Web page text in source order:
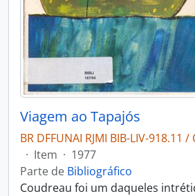
Viagem ao Tapajós
BR DFFUNAI RJMI BIB-LIV-918.11
· Item · 1977
Parte de Bibliográfico
Coudreau foi um daqueles